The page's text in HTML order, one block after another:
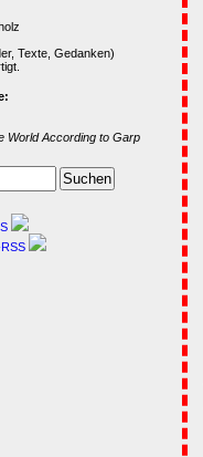
Texte, Gedanken)
World According to Garp